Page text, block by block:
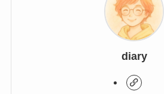
diary